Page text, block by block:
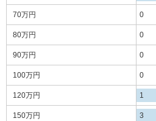
70万円
80万円
90万円
100万円
120万円
150万円
0
0
0
0
1
3